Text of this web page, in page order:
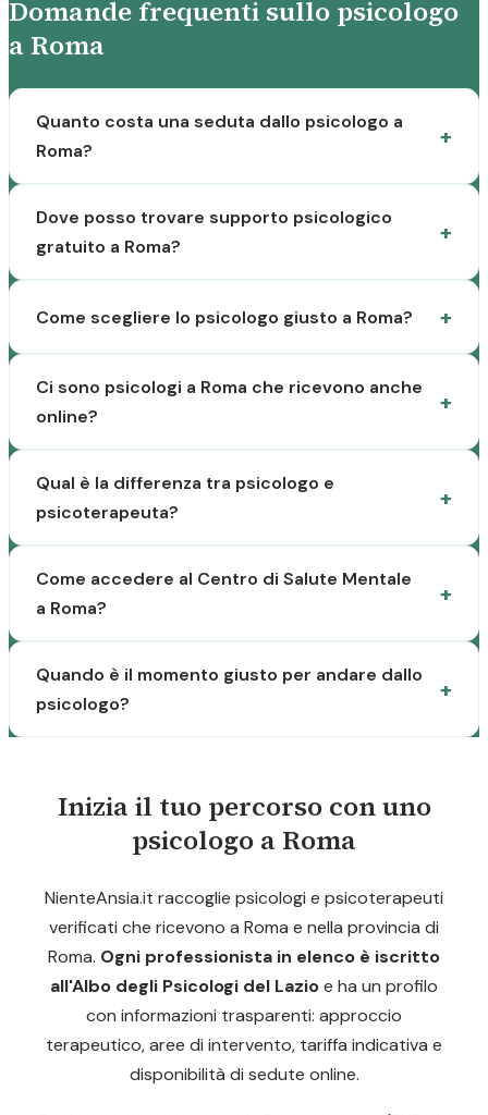
Domande frequenti sullo psicologo
a Roma
Quanto costa una seduta dallo psicologo a
Roma?
Dove posso trovare supporto psicologico
gratuito a Roma?
Come scegliere lo psicologo giusto a Roma?
Ci sono psicologi a Roma che ricevono anche
online?
Qual è la differenza tra psicologo e
psicoterapeuta?
Come accedere al Centro di Salute Mentale
a Roma?
Quando è il momento giusto per andare dallo
psicologo?
Inizia il tuo percorso con uno
psicologo a Roma
NienteAnsia.it raccoglie psicologi e psicoterapeuti
verificati che ricevono a Roma e nella provincia di
Roma. Ogni professionista in elenco è iscritto
all'Albo degli Psicologi del Lazioe ha un profilo
con informazioni trasparenti: approccio
terapeutico, aree di intervento, tariffa indicativa e
disponibilità di sedute online.